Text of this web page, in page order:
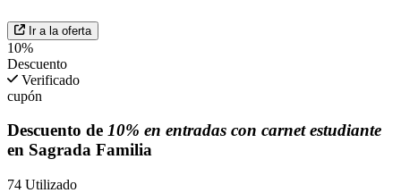
Ir a la oferta
10%
Descuento
Verificado
cupón
Descuento de 10% en entradas con carnet estudiante
en Sagrada Familia
74 Utilizado